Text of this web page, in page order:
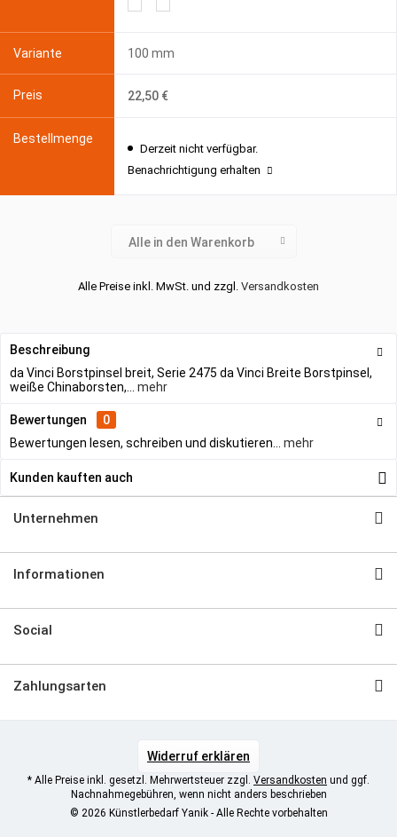
100 mm
22,50 €
Derzeit nicht verfügbar.
Benachrichtigung erhalten
Alle Preise inkl. MwSt. und zzgl. Versandkosten
Alle in den Warenkorb
Beschreibung
da Vinci Borstpinsel breit, Serie 2475 da Vinci Breite Borstpinsel,
weiße Chinaborsten,...
mehr
Bewertungen
0
Bewertungen lesen, schreiben und diskutieren...
mehr
Kunden kauften auch
Unternehmen
Informationen
Social
Zahlungsarten
Widerruf erklären
* Alle Preise inkl. gesetzl. Mehrwertsteuer zzgl. Versandkosten und ggf.
Nachnahmegebühren, wenn nicht anders beschrieben
© 2026 Künstlerbedarf Yanik - Alle Rechte vorbehalten